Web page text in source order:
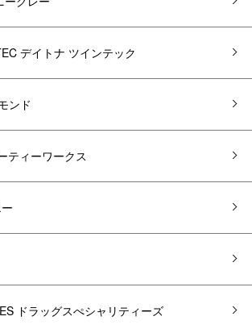
デイトナ ツインテック
ンド
ティーワークス
ドラッグスぺシャリティーズ